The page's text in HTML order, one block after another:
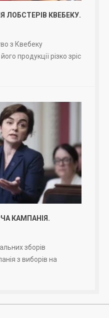
КВЕБЕКУ.
з Квебеку
продукції різко зріс
КАМПАНІЯ.
зборів
з виборів на